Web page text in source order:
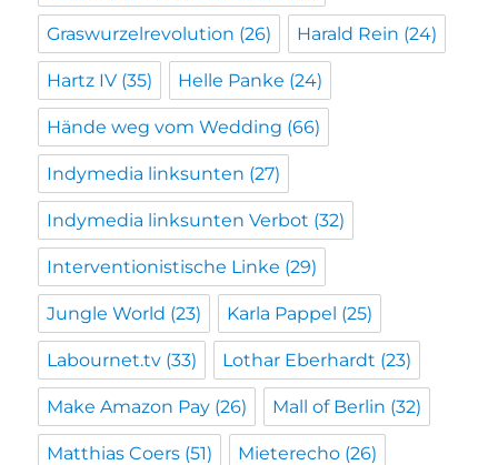
Graswurzelrevolution (26) Harald Rein (24)
Hartz IV (35) Helle Panke (24)
Hände weg vom Wedding (66)
Indymedia linksunten (27)
Indymedia linksunten Verbot (32)
Interventionistische Linke (29)
Jungle World (23) Karla Pappel (25)
Labournet.tv (33) Lothar Eberhardt (23)
Make Amazon Pay (26) Mall of Berlin (32)
Matthias Coers (51) Mieterecho (26)